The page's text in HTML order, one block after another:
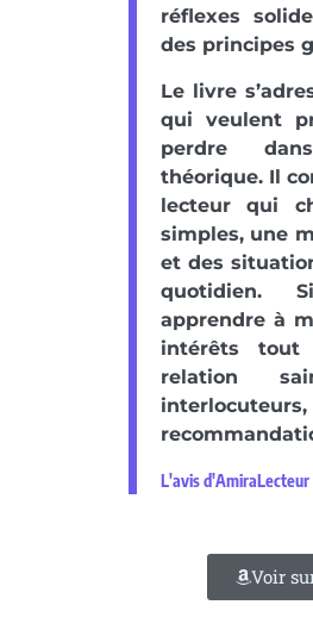
réflexes
des principes
Le livre
qui veulent
perdre
théorique. Il
lecteur qui
simples, une
et des
quotidien.
apprendre à
intérêts tout
relation
L'avis d'AmiraLecteur
Voir